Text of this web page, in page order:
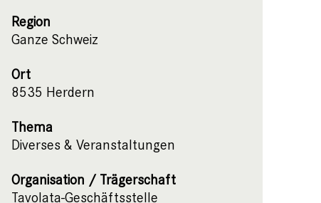
Region
Ganze Schweiz
Ort
8535 Herdern
Thema
Diverses & Veranstaltungen
Organisation / Trägerschaft
Tavolata-Geschäftsstelle